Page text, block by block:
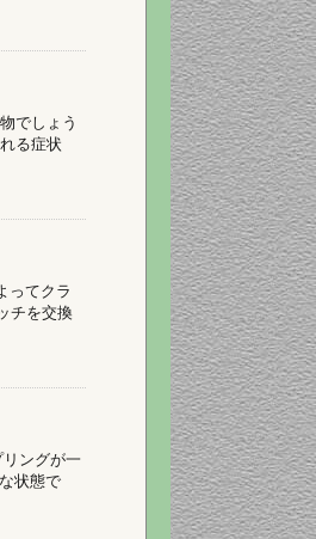
でしょう
る症状
ってクラ
チを交換
ングが一
状態で